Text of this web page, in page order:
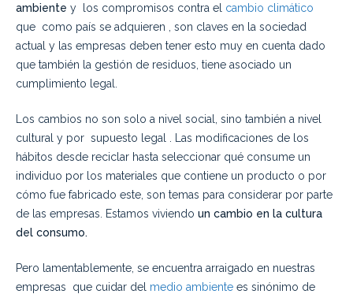
ambiente y los compromisos contra el cambio climático
que como país se adquieren , son claves en la sociedad
actual y las empresas deben tener esto muy en cuenta dado
que también la gestión de residuos, tiene asociado un
cumplimiento legal.
Los cambios no son solo a nivel social, sino también a nivel
cultural y por supuesto legal . Las modificaciones de los
hábitos desde reciclar hasta seleccionar qué consume un
individuo por los materiales que contiene un producto o por
cómo fue fabricado este, son temas para considerar por parte
de las empresas. Estamos viviendo un cambio en la cultura
del consumo.
Pero lamentablemente, se encuentra arraigado en nuestras
empresas que cuidar del medio ambiente es sinónimo de